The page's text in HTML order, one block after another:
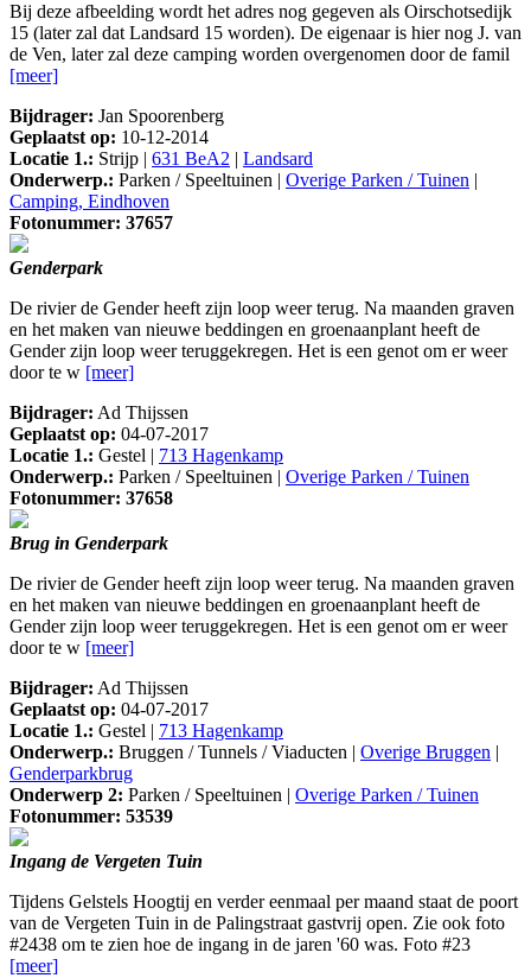
Bij deze afbeelding wordt het adres nog gegeven als Oirschotsedijk
15 (later zal dat Landsard 15 worden). De eigenaar is hier nog J. van
de Ven, later zal deze camping worden overgenomen door de famil
[meer]
Bijdrager: Jan Spoorenberg
Geplaatst op: 10-12-2014
Locatie 1.: Strijp | 631 BeA2 | Landsard
Onderwerp.: Parken / Speeltuinen | Overige Parken / Tuinen |
Camping, Eindhoven
Fotonummer: 37657
Genderpark
De rivier de Gender heeft zijn loop weer terug. Na maanden graven
en het maken van nieuwe beddingen en groenaanplant heeft de
Gender zijn loop weer teruggekregen. Het is een genot om er weer
door te w [meer]
Bijdrager: Ad Thijssen
Geplaatst op: 04-07-2017
Locatie 1.: Gestel | 713 Hagenkamp
Onderwerp.: Parken / Speeltuinen | Overige Parken / Tuinen
Fotonummer: 37658
Brug in Genderpark
De rivier de Gender heeft zijn loop weer terug. Na maanden graven
en het maken van nieuwe beddingen en groenaanplant heeft de
Gender zijn loop weer teruggekregen. Het is een genot om er weer
door te w [meer]
Bijdrager: Ad Thijssen
Geplaatst op: 04-07-2017
Locatie 1.: Gestel | 713 Hagenkamp
Onderwerp.: Bruggen / Tunnels / Viaducten | Overige Bruggen |
Genderparkbrug
Onderwerp 2: Parken / Speeltuinen | Overige Parken / Tuinen
Fotonummer: 53539
Ingang de Vergeten Tuin
Tijdens Gelstels Hoogtij en verder eenmaal per maand staat de poort
van de Vergeten Tuin in de Palingstraat gastvrij open. Zie ook foto
#2438 om te zien hoe de ingang in de jaren '60 was. Foto #23
[meer]